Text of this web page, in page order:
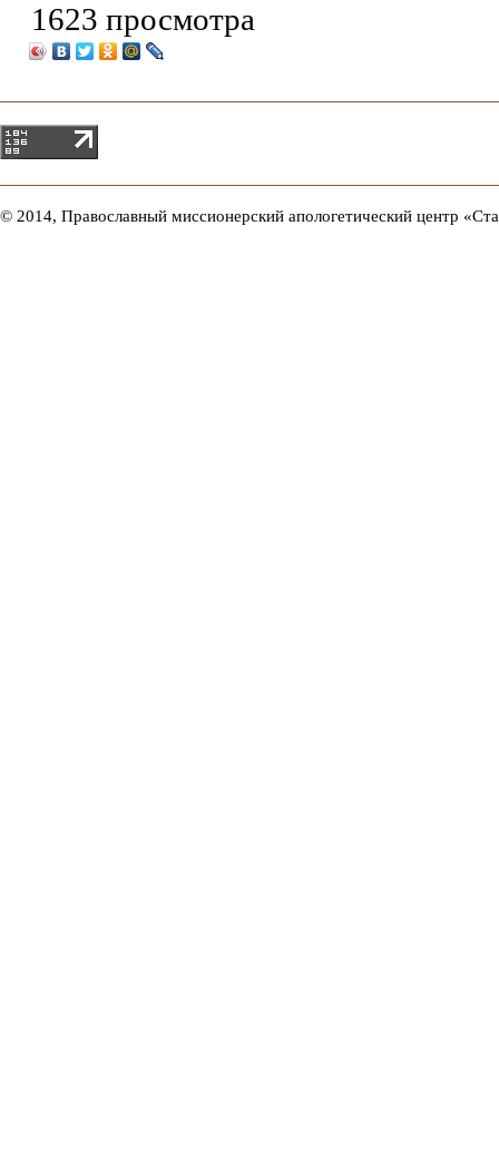
1623 просмотра
© 2014, Православный миссионерский апологетический центр